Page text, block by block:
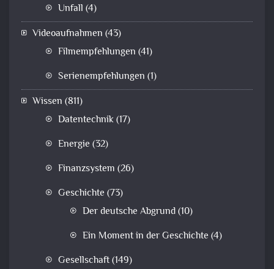
Unfall (4)
Videoaufnahmen (43)
Filmempfehlungen (41)
Serienempfehlungen (1)
Wissen (811)
Datentechnik(17)
Energie (32)
Finanzsystem (26)
Geschichte (73)
Der deutsche Abgrund(10)
Ein Moment in der Geschichte (4)
Gesellschaft(149)